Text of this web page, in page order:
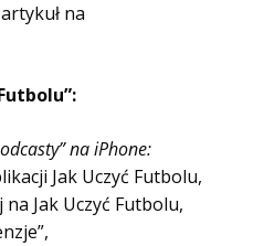
na
na iPhone:
Jak Uczyć Futbolu,
na Jak Uczyć Futbolu,